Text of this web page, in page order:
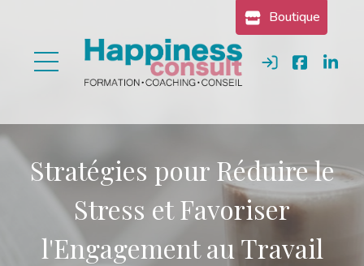
Boutique
Se connecter
Stratégies pour Réduire le
Stress et Favoriser
l'Engagement au Travail